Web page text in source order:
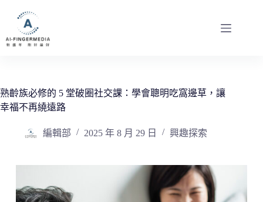
主
要
熟齡族必修的 5 堂破圈社交課：學會聰明吃窩邊草，讓
幸福不再繞遠路
編輯部 2025 年 8 月 29 日 興趣探索